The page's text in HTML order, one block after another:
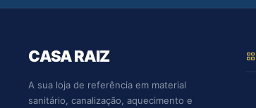
CASA RAIZ
A sua loja de referência em material
sanitário, canalização, aquecimento e